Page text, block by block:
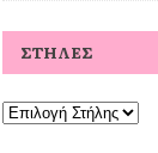
ΣΤΉΛΕΣ